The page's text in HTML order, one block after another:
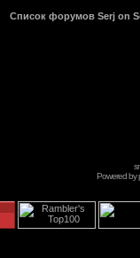
Список форумов Serj on
Powered by